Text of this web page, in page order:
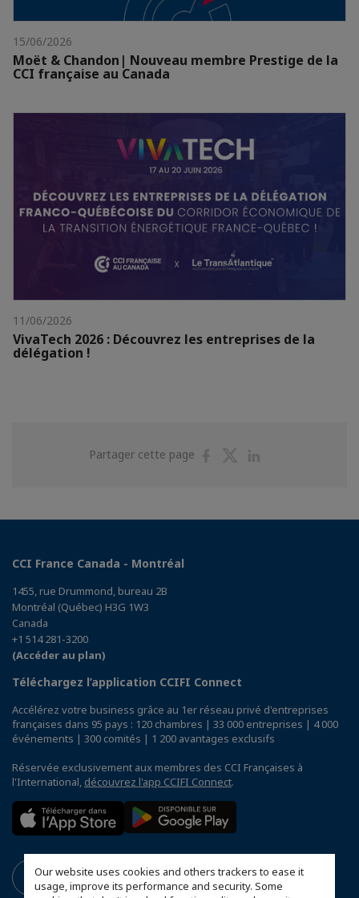
Our website uses cookies and others trackers to ease it
usage, improve its performance and security. Some
15/06/2026
Moët & Chandon| Nouveau membre Prestige de la
CCI française au Canada
11/06/2026
VivaTech 2026 : Découvrez les entreprises de la
délégation !
Partager cette page
PartagerPartager
CCI France Canada - Montréal
1455, rue Drummond, bureau 2B
Montréal (Québec) H3G 1W3
Canada
+1 514 281-3200
(Accéder au plan)
Téléchargez l’application CCIFI Connect
Accélérez votre business grâce au 1er réseau privé d'entreprises
françaises dans 95 pays : 120 chambres | 33 000 entreprises | 4 000
événements | 300 comités | 1 200 avantages exclusifs
Réservée exclusivement aux membres des CCI Françaises à
l'International, découvrez l'app CCIFI Connect.